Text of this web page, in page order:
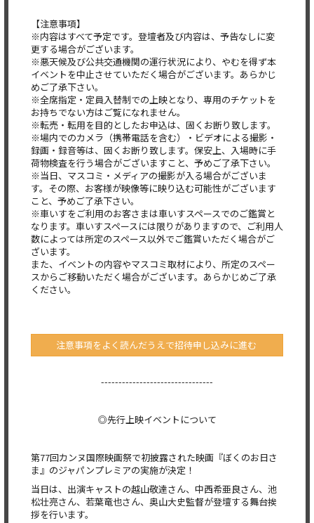
【注意事項】
※内容はすべて予定です。登壇者及び内容は、予告なしに変
更する場合がございます。
※悪天候及び公共交通機関の運行状況により、やむを得ず本
イベントを中止させていただく場合がございます。あらかじ
めご了承下さい。
※全席指定・定員入替制での上映となり、専用のチケットを
お持ちでない方はご覧になれません。
※転売・転用を目的としたお申込は、固くお断り致します。
※場内でのカメラ（携帯電話を含む）・ビデオによる撮影・
録画・録音等は、固くお断り致します。保安上、入場時に手
荷物検査を行う場合がございますこと、予めご了承下さい。
※当日、マスコミ・メディアの撮影が入る場合がございま
す。その際、お客様が映像等に映り込む可能性がございます
こと、予めご了承下さい。
※車いすをご利用のお客さまは車いすスペースでのご鑑賞と
なります。車いすスペースには限りがありますので、ご利用人
数によっては所定のスペース以外でご鑑賞いただく場合がご
ざいます。
また、イベントの内容やマスコミ取材により、所定のスペー
スからご移動いただく場合がございます。あらかじめご了承
ください。
注意事項をよく読んだうえで招待申し込みに進む
--------------------------------
◎先行上映イベントについて
第77回カンヌ国際映画祭で初披露された映画『ぼくのお日さ
ま』のジャパンプレミアの実施が決定！
当日は、出演キャストの越山敬達さん、中西希亜良さん、池
松壮亮さん、若葉竜也さん、奥山大史監督が登壇する舞台挨
拶を行います。